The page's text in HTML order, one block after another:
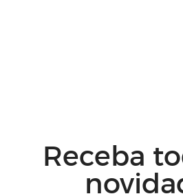
Receba